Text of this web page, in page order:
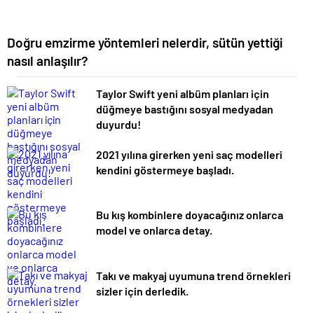
Doğru emzirme yöntemleri nelerdir, sütün yettiği
nasıl anlaşılır?
Taylor Swift yeni albüm planları için
düğmeye bastığını sosyal medyadan
duyurdu!
2021 yılına girerken yeni saç modelleri
kendini göstermeye başladı.
Bu kış kombinlere doyacağınız onlarca
model ve onlarca detay.
Takı ve makyaj uyumuna trend örnekleri
sizler için derledik.